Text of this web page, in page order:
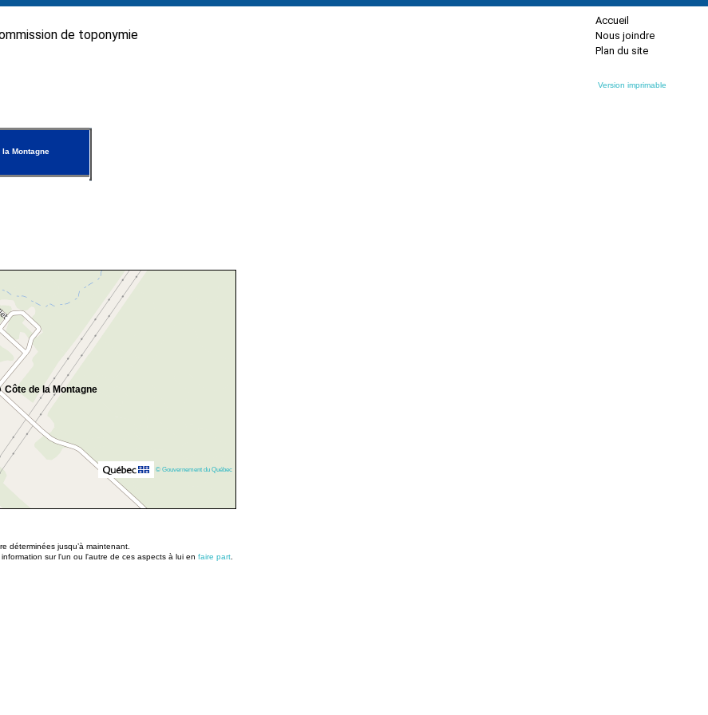
de toponymie
Accueil
Nous joindre
Plan du site
Version imprimable
la Montagne
Côte de la Montagne
© Gouvernement du Québec
déterminées jusqu’à maintenant.
sur l'un ou l'autre de ces aspects à lui en faire part